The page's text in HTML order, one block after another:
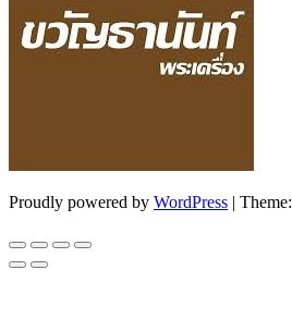
Proudly powered by WordPress | Theme: